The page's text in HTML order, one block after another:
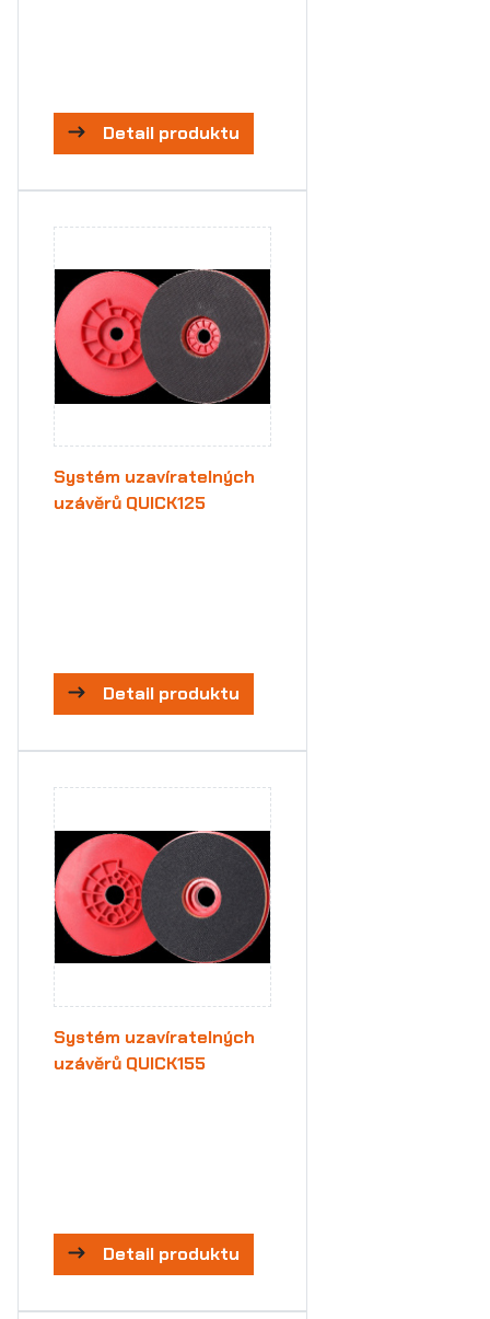
Detail produktu
Systém uzavíratelných
uzávěrů QUICK125
Detail produktu
Systém uzavíratelných
uzávěrů QUICK155
Detail produktu